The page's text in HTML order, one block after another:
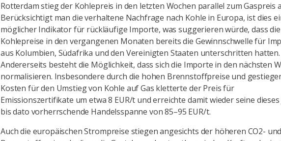
Rotterdam stieg der Kohlepreis in den letzten Wochen parallel zum Gaspreis
Berücksichtigt man die verhaltene Nachfrage nach Kohle in Europa, ist dies
möglicher Indikator für rückläufige Importe, was suggerieren würde, dass die
Kohlepreise in den vergangenen Monaten bereits die Gewinnschwelle für
aus Kolumbien, Südafrika und den Vereinigten Staaten unterschritten hatten.
Andererseits besteht die Möglichkeit, dass sich die Importe in den nächsten
normalisieren. Insbesondere durch die hohen Brennstoffpreise und
Kosten für den Umstieg von Kohle auf Gas kletterte der Preis für
Emissionszertifikate um etwa 8 EUR/t und erreichte damit wieder seine dieses
bis dato vorherrschende Handelsspanne von 85–95 EUR/t.
Auch die europäischen Strompreise stiegen angesichts der höheren CO2- und